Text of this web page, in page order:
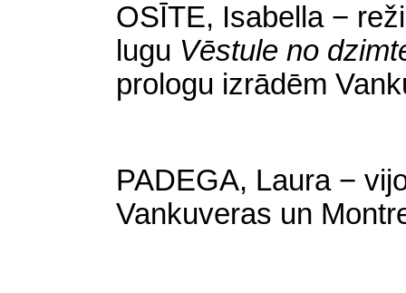
OSĪTE, Isabella −
lugu Vēstule no
prologu izrādēm
PADEGA, Laura −
Vankuveras un